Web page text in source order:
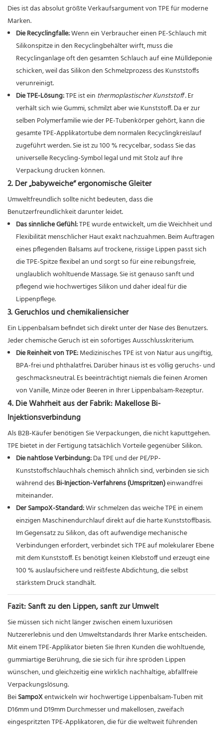
Dies ist das absolut größte Verkaufsargument von TPE für moderne
Marken.
Die Recyclingfalle:Wenn ein Verbraucher einen PE-Schlauch mit
Silikonspitze in den Recyclingbehälter wirft, muss die
Recyclinganlage oft den gesamten Schlauch auf eine Mülldeponie
schicken, weil das Silikon den Schmelzprozess des Kunststoffs
verunreinigt.
Die TPE-Lösung:TPE ist ein thermoplastischer Kunststoff. Er
verhält sich wie Gummi, schmilzt aber wie Kunststoff. Da er zur
selben Polymerfamilie wie der PE-Tubenkörper gehört, kann die
gesamte TPE-Applikatortube dem normalen Recyclingkreislauf
zugeführt werden. Sie ist zu 100 % recycelbar, sodass Sie das
universelle Recycling-Symbol legal und mit Stolz auf Ihre
Verpackung drucken können.
2. Der „babyweiche“ ergonomische Gleiter
Umweltfreundlich sollte nicht bedeuten, dass die
Benutzerfreundlichkeit darunter leidet.
Das sinnliche Gefühl:TPE wurde entwickelt, um die Weichheit und
Flexibilität menschlicher Haut exakt nachzuahmen. Beim Auftragen
eines pflegenden Balsams auf trockene, rissige Lippen passt sich
die TPE-Spitze flexibel an und sorgt so für eine reibungsfreie,
unglaublich wohltuende Massage. Sie ist genauso sanft und
pflegend wie hochwertiges Silikon und daher ideal für die
Lippenpflege.
3. Geruchlos und chemikaliensicher
Ein Lippenbalsam befindet sich direkt unter der Nase des Benutzers.
Jeder chemische Geruch ist ein sofortiges Ausschlusskriterium.
Die Reinheit von TPE:Medizinisches TPE ist von Natur aus ungiftig,
BPA-frei und phthalatfrei. Darüber hinaus ist es völlig geruchs- und
geschmacksneutral. Es beeinträchtigt niemals die feinen Aromen
von Vanille, Minze oder Beeren in Ihrer Lippenbalsam-Rezeptur.
4. Die Wahrheit aus der Fabrik: Makellose Bi-
Injektionsverbindung
Als B2B-Käufer benötigen Sie Verpackungen, die nicht kaputtgehen.
TPE bietet in der Fertigung tatsächlich Vorteile gegenüber Silikon.
Die nahtlose Verbindung:Da TPE und der PE/PP-
Kunststoffschlauchhals chemisch ähnlich sind, verbinden sie sich
während desBi-Injection-Verfahrens (Umspritzen)einwandfrei
miteinander.
Der SampoX-Standard:Wir schmelzen das weiche TPE in einem
einzigen Maschinendurchlauf direkt auf die harte Kunststoffbasis.
Im Gegensatz zu Silikon, das oft aufwendige mechanische
Verbindungen erfordert, verbindet sich TPE auf molekularer Ebene
mit dem Kunststoff. Es benötigt keinen Klebstoff und erzeugt eine
100 % auslaufsichere und reißfeste Abdichtung, die selbst
stärkstem Druck standhält.
Fazit: Sanft zu den Lippen, sanft zur Umwelt
Sie müssen sich nicht länger zwischen einem luxuriösen
Nutzererlebnis und den Umweltstandards Ihrer Marke entscheiden.
Mit einem TPE-Applikator bieten Sie Ihren Kunden die wohltuende,
gummiartige Berührung, die sie sich für ihre spröden Lippen
wünschen, und gleichzeitig eine wirklich nachhaltige, abfallfreie
Verpackungslösung.
BeiSampoXentwickeln wir hochwertige Lippenbalsam-Tuben mit
D16mm und D19mm Durchmesser und makellosen, zweifach
eingespritzten TPE-Applikatoren, die für die weltweit führenden